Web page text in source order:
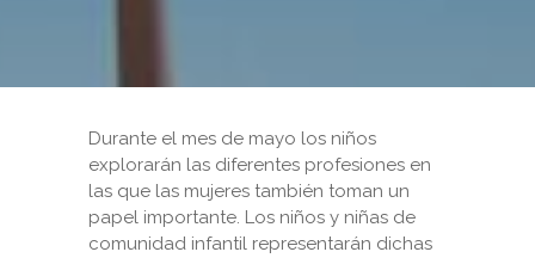
Durante el mes de mayo los niños
explorarán las diferentes profesiones en
las que las mujeres también toman un
papel importante. Los niños y niñas de
comunidad infantil representarán dichas